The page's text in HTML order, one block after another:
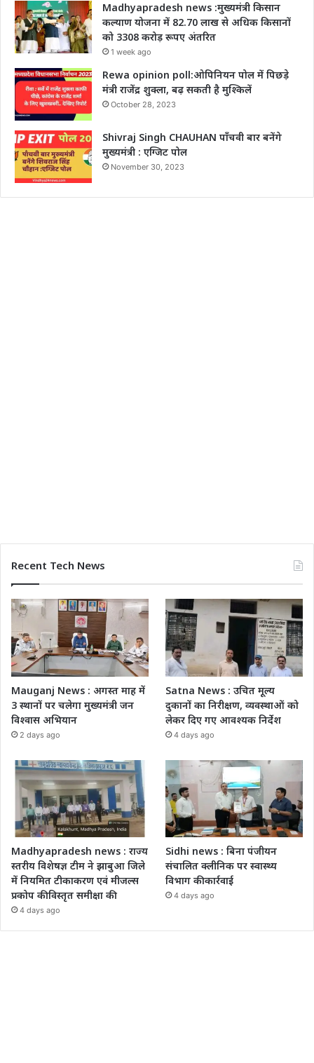
Madhyapradesh news :मुख्यमंत्री किसान
कल्याण योजना में 82.70 लाख से अधिक किसानों
को 3308 करोड़ रूपए अंतरित
1 week ago
Rewa opinion poll:ओपिनियन पोल में पिछड़े
मंत्री राजेंद्र शुक्ला, बढ़ सकती है मुश्किलें
October 28, 2023
Shivraj Singh CHAUHAN पाँचवी बार बनेंगे
मुख्यमंत्री : एग्जिट पोल
November 30, 2023
Recent Tech News
Mauganj News : अगस्त माह में
3 स्थानों पर चलेगा मुख्यमंत्री जन
विश्वास अभियान
2 days ago
Satna News : उचित मूल्य
दुकानों का निरीक्षण, व्यवस्थाओं को
लेकर दिए गए आवश्यक निर्देश
4 days ago
Madhyapradesh news : राज्य
स्तरीय विशेषज्ञ टीम ने झाबुआ जिले
में नियमित टीकाकरण एवं मीजल्स
प्रकोप की विस्तृत समीक्षा की
4 days ago
Sidhi news : बिना पंजीयन
संचालित क्लीनिक पर स्वास्थ्य
विभाग की कार्रवाई
4 days ago